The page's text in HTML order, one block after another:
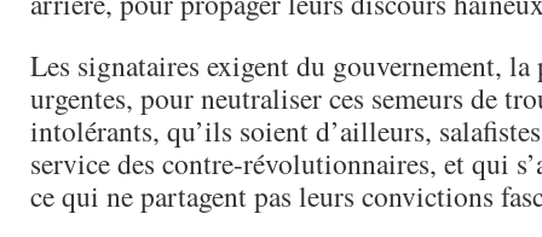
Les signataires exigent du gouvernement, la
urgentes, pour neutraliser ces semeurs de
intolérants, qu’ils soient d’ailleurs,
service des contre-révolutionnaires, et qui
ce qui ne partagent pas leurs convictions